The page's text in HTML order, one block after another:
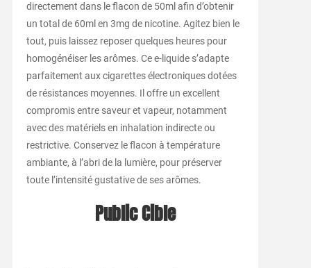
directement dans le flacon de 50ml afin d’obtenir
un total de 60ml en 3mg de nicotine. Agitez bien le
tout, puis laissez reposer quelques heures pour
homogénéiser les arômes. Ce e-liquide s’adapte
parfaitement aux cigarettes électroniques dotées
de résistances moyennes. Il offre un excellent
compromis entre saveur et vapeur, notamment
avec des matériels en inhalation indirecte ou
restrictive. Conservez le flacon à température
ambiante, à l’abri de la lumière, pour préserver
toute l’intensité gustative de ses arômes.
Public Cible